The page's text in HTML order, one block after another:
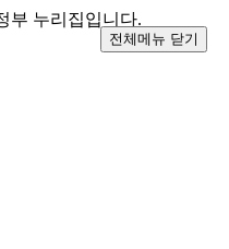
부 누리집입니다.
전체메뉴 닫기